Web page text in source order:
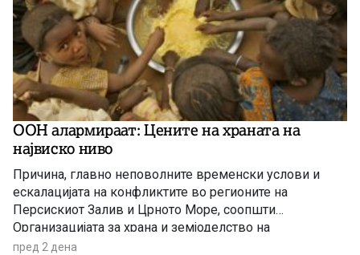
ООН алармираат: Цените на храната на
највиско ниво
Причина, главно неповолните временски услови и
ескалацијата на конфликтите во регионите на
Персискиот Залив и Црното Море, соопшти
Организацијата за храна и земјоделство на
Обединетите нации (ФАО).
пред 2 дена